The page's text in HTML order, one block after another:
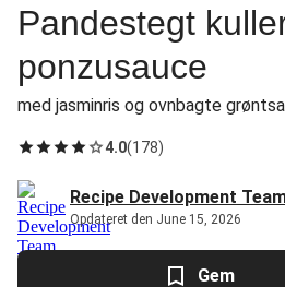
Pandestegt
ponzusauce
med jasminris og ovnbagte
4.0(178)
Recipe Development
Opdateret den June 15, 2026
Gem